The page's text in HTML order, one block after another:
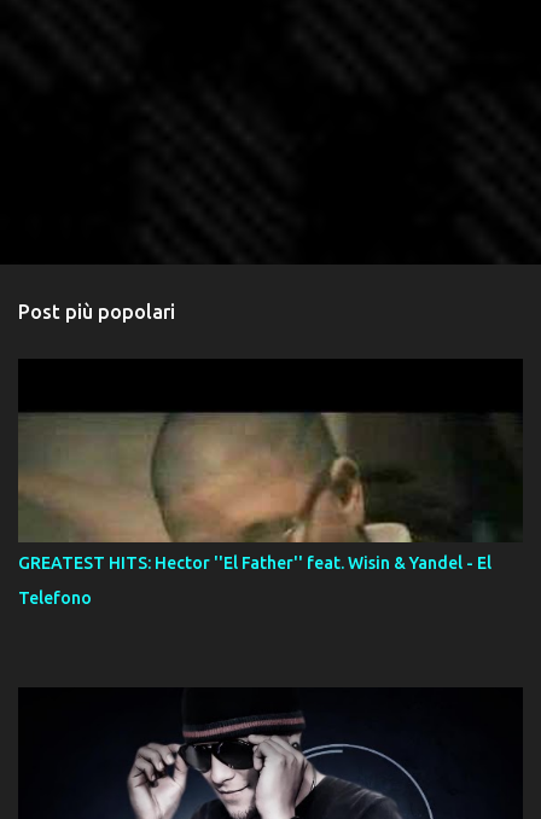
Post più popolari
GREATEST HITS: Hector ''El Father'' feat. Wisin & Yandel - El
Telefono